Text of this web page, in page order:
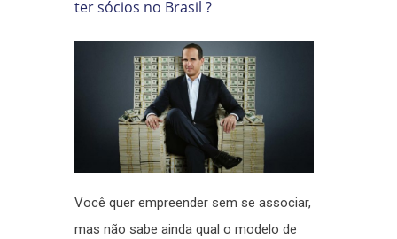
ter sócios no Brasil ?
Você quer empreender sem se associar,
mas não sabe ainda qual o modelo de